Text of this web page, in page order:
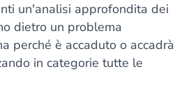
un'analisi approfondita dei
dietro un problema
perché è accaduto o accadrà
in categorie tutte le